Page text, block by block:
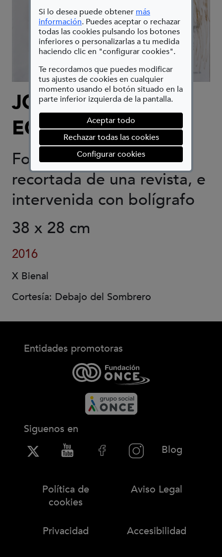
Si lo desea puede obtener más
información(Abre en nueva ventana)
. Puedes aceptar o rechazar
todas las cookies pulsando los botones
inferiores o personalizarlas a tu medida
haciendo clic en "configurar cookies".
Te recordamos que puedes modificar
tus ajustes de cookies en cualquier
momento usando el botón situado en la
parte inferior izquierda de la pantalla.
Aceptar todo
Rechazar todas las cookies
Configurar cookies(abre en ventana
JOSÉ MANUEL
EGEA
Fotografía de un rostro
recortada de una revista, e
intervenida con bolígrafo
38 x 28 cm
2016
X Bienal
Cortesía: Debajo del Sombrero
Entidades promotoras
Siguenos en
Blog
Política de
cookies
Aviso Legal
Privacidad Accesibilidad